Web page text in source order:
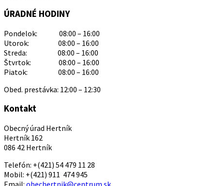
ÚRADNÉ HODINY
Pondelok: 08:00 – 16:00
Utorok: 08:00 – 16:00
Streda: 08:00 – 16:00
Štvrtok: 08:00 – 16:00
Piatok: 08:00 – 16:00
Obed. prestávka: 12:00 – 12:30
Kontakt
Obecný úrad Hertník
Hertník 162
086 42 Hertník
Telefón: +(421) 54 479 11 28
Mobil: +(421) 911 474 945